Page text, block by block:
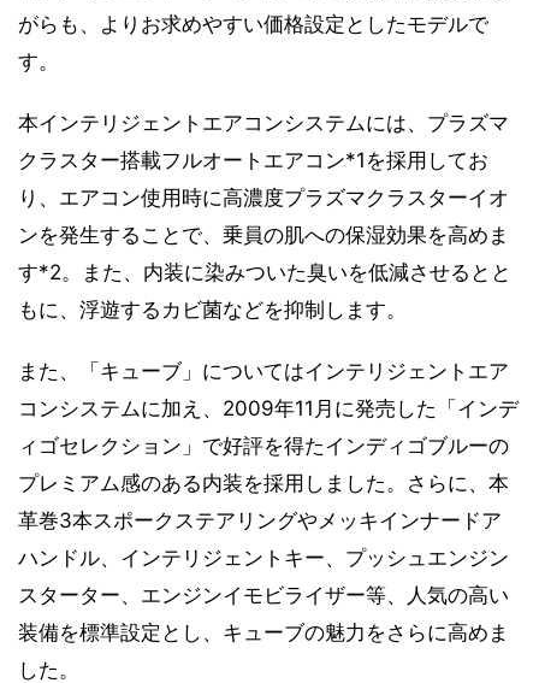
がらも、よりお求めやすい価格設定としたモデルで
す。
本インテリジェントエアコンシステムには、プラズマ
クラスター搭載フルオートエアコン*1を採用してお
り、エアコン使用時に高濃度プラズマクラスターイオ
ンを発生することで、乗員の肌への保湿効果を高めま
す*2。また、内装に染みついた臭いを低減させるとと
もに、浮遊するカビ菌などを抑制します。
また、「キューブ」についてはインテリジェントエア
コンシステムに加え、2009年11月に発売した「インデ
ィゴセレクション」で好評を得たインディゴブルーの
プレミアム感のある内装を採用しました。さらに、本
革巻3本スポークステアリングやメッキインナードア
ハンドル、インテリジェントキー、プッシュエンジン
スターター、エンジンイモビライザー等、人気の高い
装備を標準設定とし、キューブの魅力をさらに高めま
した。